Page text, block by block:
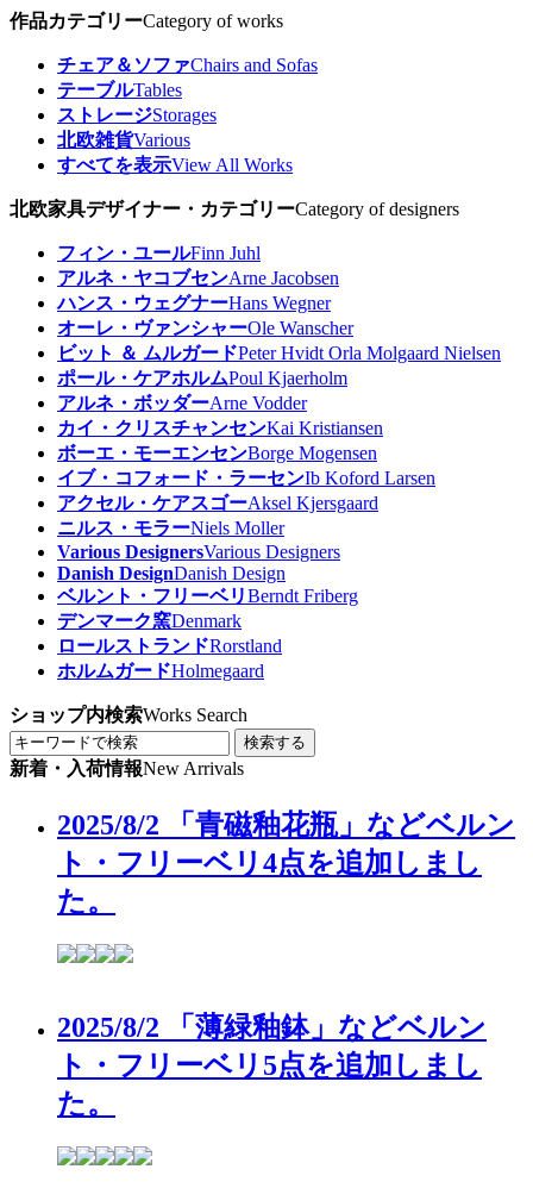
作品カテゴリーCategory of works
チェア＆ソファChairs and Sofas
テーブルTables
ストレージStorages
北欧雑貨Various
すべてを表示View All Works
北欧家具デザイナー・カテゴリーCategory of designers
フィン・ユールFinn Juhl
アルネ・ヤコブセンArne Jacobsen
ハンス・ウェグナーHans Wegner
オーレ・ヴァンシャーOle Wanscher
ビット ＆ ムルガードPeter Hvidt Orla Molgaard Nielsen
ポール・ケアホルムPoul Kjaerholm
アルネ・ボッダーArne Vodder
カイ・クリスチャンセンKai Kristiansen
ボーエ・モーエンセンBorge Mogensen
イブ・コフォード・ラーセンIb Koford Larsen
アクセル・ケアスゴーAksel Kjersgaard
ニルス・モラーNiels Moller
Various DesignersVarious Designers
Danish DesignDanish Design
ベルント・フリーベリBerndt Friberg
デンマーク窯Denmark
ロールストランドRorstland
ホルムガードHolmegaard
ショップ内検索Works Search
検索する
新着・入荷情報New Arrivals
2025/8/2 「青磁釉花瓶」などベルン
ト・フリーベリ4点を追加しまし
た。
2025/8/2 「薄緑釉鉢」などベルン
ト・フリーベリ5点を追加しまし
た。